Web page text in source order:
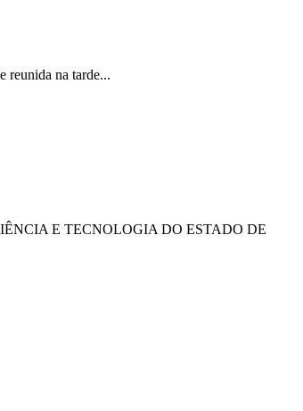
reunida na tarde...
E TECNOLOGIA DO ESTADO DE